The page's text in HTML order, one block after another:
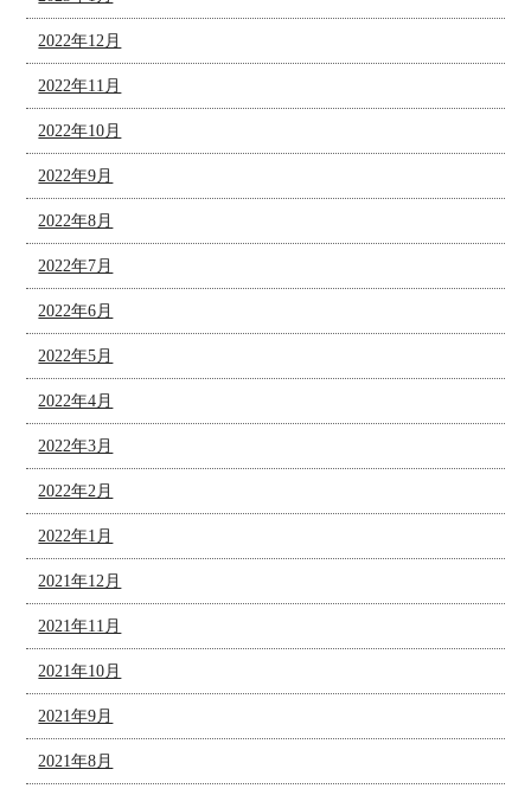
2022年12月
2022年11月
2022年10月
2022年9月
2022年8月
2022年7月
2022年6月
2022年5月
2022年4月
2022年3月
2022年2月
2022年1月
2021年12月
2021年11月
2021年10月
2021年9月
2021年8月